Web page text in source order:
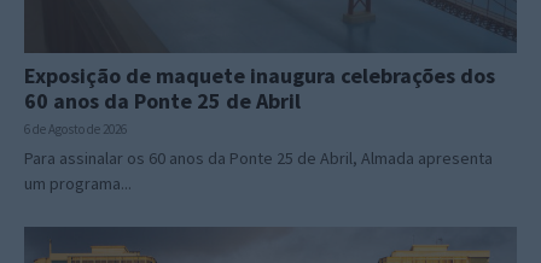
Exposição de maquete inaugura celebrações dos
60 anos da Ponte 25 de Abril
6 de Agosto de 2026
Para assinalar os 60 anos da Ponte 25 de Abril, Almada apresenta
um programa...